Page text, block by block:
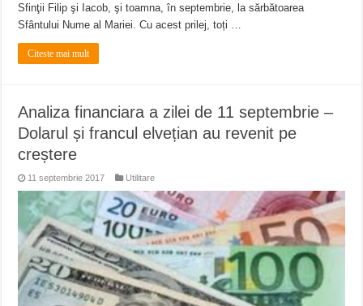
Sfinţii Filip şi Iacob, şi toamna, în septembrie, la sărbătoarea
Sfântului Nume al Mariei. Cu acest prilej, toți …
Citeste mai mult
Analiza financiara a zilei de 11 septembrie –
Dolarul și francul elvețian au revenit pe
creștere
11 septembrie 2017 Utilitare